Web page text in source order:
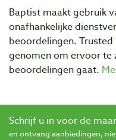
Baptist maakt gebruik
onafhankelijke
beoordelingen.
genomen om ervoor te
beoordelingen gaat.
Schrijf u in voor de
en ontvang aanbiedingen,